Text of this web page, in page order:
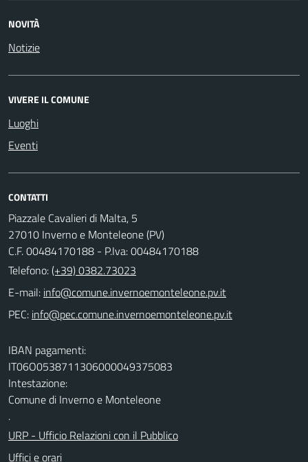
NOVITÀ
Notizie
VIVERE IL COMUNE
Luoghi
Eventi
CONTATTI
Piazzale Cavalieri di Malta, 5
27010 Inverno e Monteleone (PV)
C.F. 00484170188 - P.Iva: 00484170188
Telefono:(+39) 0382.73023
E-mail:
PEC:
IBAN pagamenti:
IT06O0538711306000049375083
Intestazione:
Comune di Inverno e Monteleone
.
URP - Ufficio Relazioni con il Pubblico
Uffici e orari